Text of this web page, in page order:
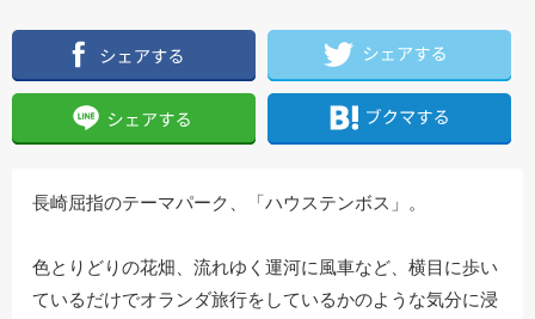
長崎屈指のテーマパーク、「ハウステンボス」。
色とりどりの花畑、流れゆく運河に風車など、横目に歩い
ているだけでオランダ旅行をしているかのような気分に浸